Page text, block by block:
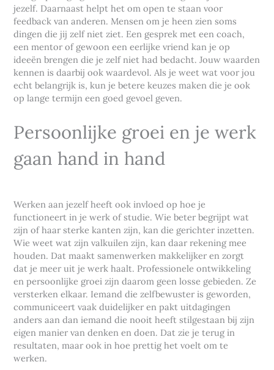
jezelf. Daarnaast helpt het om open te staan voor
feedback van anderen. Mensen om je heen zien soms
dingen die jij zelf niet ziet. Een gesprek met een coach,
een mentor of gewoon een eerlijke vriend kan je op
ideeën brengen die je zelf niet had bedacht. Jouw waarden
kennen is daarbij ook waardevol. Als je weet wat voor jou
echt belangrijk is, kun je betere keuzes maken die je ook
op lange termijn een goed gevoel geven.
Persoonlijke groei en je werk
gaan hand in hand
Werken aan jezelf heeft ook invloed op hoe je
functioneert in je werk of studie. Wie beter begrijpt wat
zijn of haar sterke kanten zijn, kan die gerichter inzetten.
Wie weet wat zijn valkuilen zijn, kan daar rekening mee
houden. Dat maakt samenwerken makkelijker en zorgt
dat je meer uit je werk haalt. Professionele ontwikkeling
en persoonlijke groei zijn daarom geen losse gebieden. Ze
versterken elkaar. Iemand die zelfbewuster is geworden,
communiceert vaak duidelijker en pakt uitdagingen
anders aan dan iemand die nooit heeft stilgestaan bij zijn
eigen manier van denken en doen. Dat zie je terug in
resultaten, maar ook in hoe prettig het voelt om te
werken.